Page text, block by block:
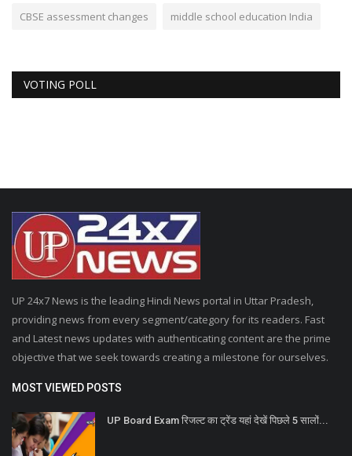
CBSE assessment changes middle school education India
VOTING POLL
UP 24x7 News is the leading Hindi News portal in Uttar Pradesh,
providing news from every segment/category for its readers. Fast
and Latest news updates with authenticating content are the prime
objective that we seek towards creating a milestone for ourselves.
MOST VIEWED POSTS
UP Board Exam रिजल्ट का ट्रेंड यहां देखें पिछले 5 सालों...